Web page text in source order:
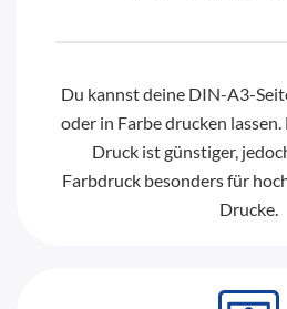
Du kannst deine DIN-A3-
oder in Farbe drucken
Druck ist günstiger,
Farbdruck besonders für
Drucke.